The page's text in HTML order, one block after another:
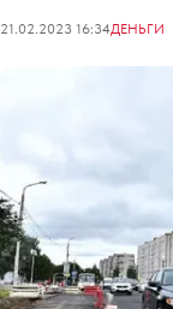
21.02.2023 16:34ДЕНЬГИ